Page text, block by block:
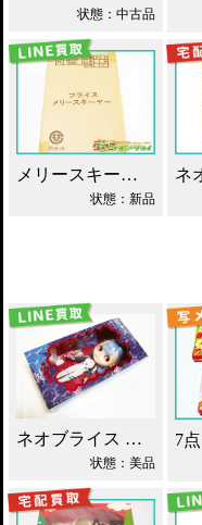
状態：中古品
メリースキーヤー ネオブライス タカラ買取！
状態：新品
ネオブライス エヴァンゲリオン 綾波レイ 買取！
状態：美品